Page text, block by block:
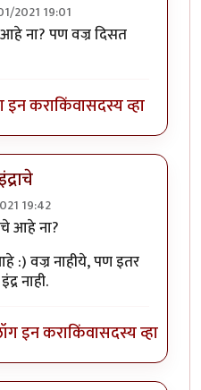
2021 19:01
लक्षणे सुस्पष्टbyप्रचेतस
आहे ना? पण वज्र दिसत
इन कराकिंवासदस्य व्हा
19:42
काळभोर
आहे ना?
:) वज्र नाहीये, पण इतर
नाही.
इन कराकिंवासदस्य व्हा